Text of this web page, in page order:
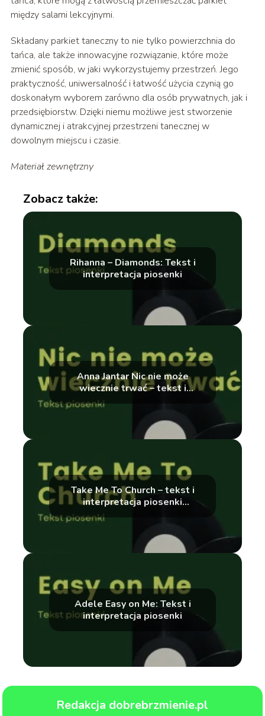
między salami lekcyjnymi.
Składany parkiet taneczny to nie tylko powierzchnia do
tańca, ale także innowacyjne rozwiązanie, które może
zmienić sposób, w jaki wykorzystujemy przestrzeń. Jego
praktyczność, uniwersalność i łatwość użycia czynią go
doskonałym wyborem zarówno dla osób prywatnych, jak i
przedsiębiorstw. Dzięki niemu możliwe jest stworzenie
dynamicznej i atrakcyjnej przestrzeni tanecznej w
dowolnym miejscu i czasie.
Materiał zewnętrzny
Zobacz także:
Rihanna – Diamonds: Tekst i
interpretacja piosenki
Anna Jantar Nic nie może
wiecznie trwać – tekst i
interpretacja
Take Me To Church – tekst i
interpretacja piosenki
autorstwa Hozier
Adele Easy on Me: Tekst i
interpretacja piosenki
Redakcja dobrebrzmienie.pl